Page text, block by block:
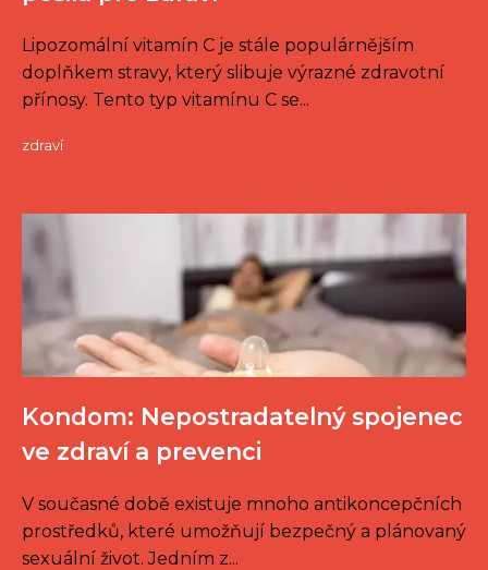
Lipozomální vitamín C je stále populárnějším
doplňkem stravy, který slibuje výrazné zdravotní
přínosy. Tento typ vitamínu C se...
zdraví
Kondom: Nepostradatelný spojenec
ve zdraví a prevenci
V současné době existuje mnoho antikoncepčních
prostředků, které umožňují bezpečný a plánovaný
sexuální život. Jedním z...